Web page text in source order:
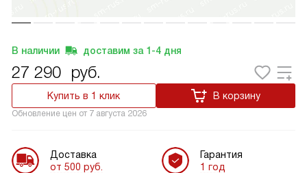
В наличии доставим за 1-4 дня
27 290 руб.
Купить в 1 клик В корзину
Обновление цен от 7 августа 2026
Доставка
от 500 руб.
Гарантия
1 год